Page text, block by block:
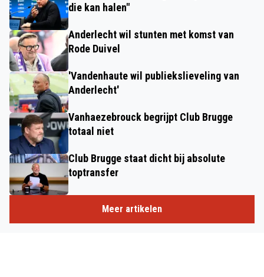
die kan halen"
Anderlecht wil stunten met komst van
Rode Duivel
'Vandenhaute wil publiekslieveling van
Anderlecht'
Vanhaezebrouck begrijpt Club Brugge
totaal niet
Club Brugge staat dicht bij absolute
toptransfer
Meer artikelen